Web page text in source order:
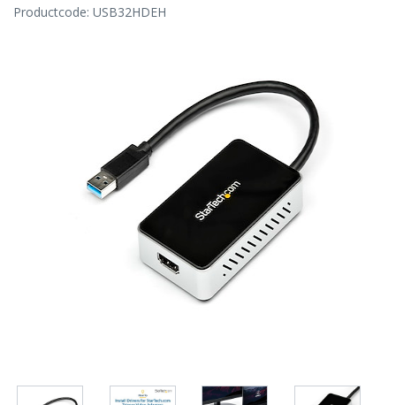
Productcode: USB32HDEH